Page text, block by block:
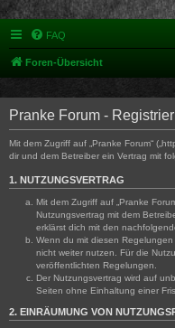
FAQ
Foren-Übersicht
Pranke Forum -
Mit dem Zugriff auf „Pranke Forum“
dir und dem Betreiber ein Vertrag mit
1. NUTZUNGSVERTRAG
Mit dem Zugriff auf „Pranke
Nutzungsvertrag mit dem
erklärst dich mit den
Wenn du mit diesen
nicht weiter nutzen. Für die
veröffentlichten Regelungen.
Der Nutzungsvertrag wird auf
Seiten ohne Einhaltung einer
2. EINRÄUMUNG VON